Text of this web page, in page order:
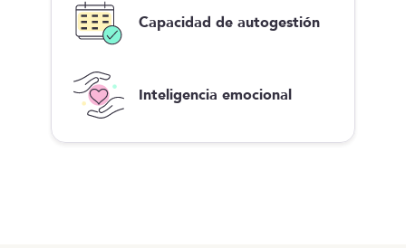
Capacidad de autogestión
Inteligencia emocional